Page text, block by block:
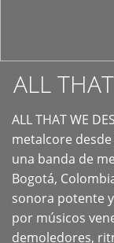
ALL
ALL THAT WE
metalcore desde
una banda de
Bogotá,
sonora potente
por músicos
demoledores,